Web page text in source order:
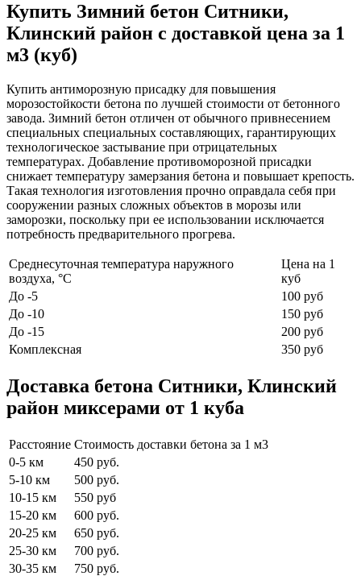
Купить Зимний бетон Ситники,
Клинский район с доставкой цена за 1
м3 (куб)
Купить антиморозную присадку для повышения
морозостойкости бетона по лучшей стоимости от бетонного
завода. Зимний бетон отличен от обычного привнесением
специальных специальных составляющих, гарантирующих
технологическое застывание при отрицательных
температурах. Добавление противоморозной присадки
снижает температуру замерзания бетона и повышает крепость.
Такая технология изготовления прочно оправдала себя при
сооружении разных сложных объектов в морозы или
заморозки, поскольку при ее использовании исключается
потребность предварительного прогрева.
Среднесуточная температура наружного
воздуха, °C
Цена на 1
куб
До -5
100 руб
До -10
150 руб
До -15
200 руб
Комплексная
350 руб
Доставка бетона Ситники, Клинский
район миксерами от 1 куба
Расстояние Стоимость доставки бетона за 1 м3
0-5 км
450 руб.
5-10 км
500 руб.
10-15 км
550 руб
15-20 км
600 руб.
20-25 км
650 руб.
25-30 км
700 руб.
30-35 км
750 руб.